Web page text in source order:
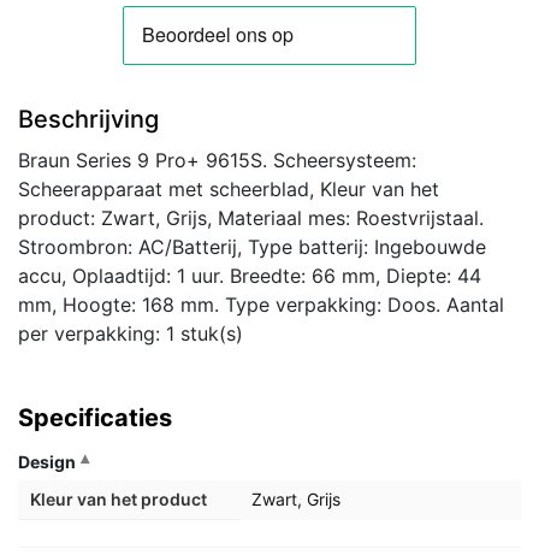
Beschrijving
Braun Series 9 Pro+ 9615S. Scheersysteem:
Scheerapparaat met scheerblad, Kleur van het
product: Zwart, Grijs, Materiaal mes: Roestvrijstaal.
Stroombron: AC/Batterij, Type batterij: Ingebouwde
accu, Oplaadtijd: 1 uur. Breedte: 66 mm, Diepte: 44
mm, Hoogte: 168 mm. Type verpakking: Doos. Aantal
per verpakking: 1 stuk(s)
Specificaties
Design
Kleur van het product
Zwart, Grijs